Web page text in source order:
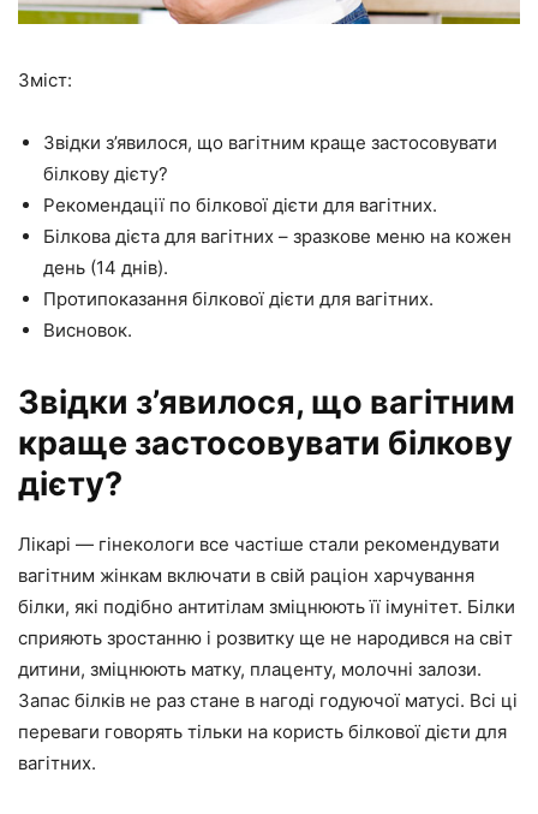
Зміст:
Звідки з’явилося, що вагітним краще застосовувати
білкову дієту?
Рекомендації по білкової дієти для вагітних.
Білкова дієта для вагітних – зразкове меню на кожен
день (14 днів).
Протипоказання білкової дієти для вагітних.
Висновок.
Звідки з’явилося, що вагітним
краще застосовувати білкову
дієту?
Лікарі — гінекологи все частіше стали рекомендувати
вагітним жінкам включати в свій раціон харчування
білки, які подібно антитілам зміцнюють її імунітет. Білки
сприяють зростанню і розвитку ще не народився на світ
дитини, зміцнюють матку, плаценту, молочні залози.
Запас білків не раз стане в нагоді годуючої матусі. Всі ці
переваги говорять тільки на користь білкової дієти для
вагітних.